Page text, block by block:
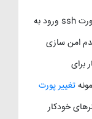
در این مطلب به شما یاد می‌دهیم که چگونه پورت ssh ورود به
امن سازی
برای
تغییر پورت
دید اسکنرهای خودکار